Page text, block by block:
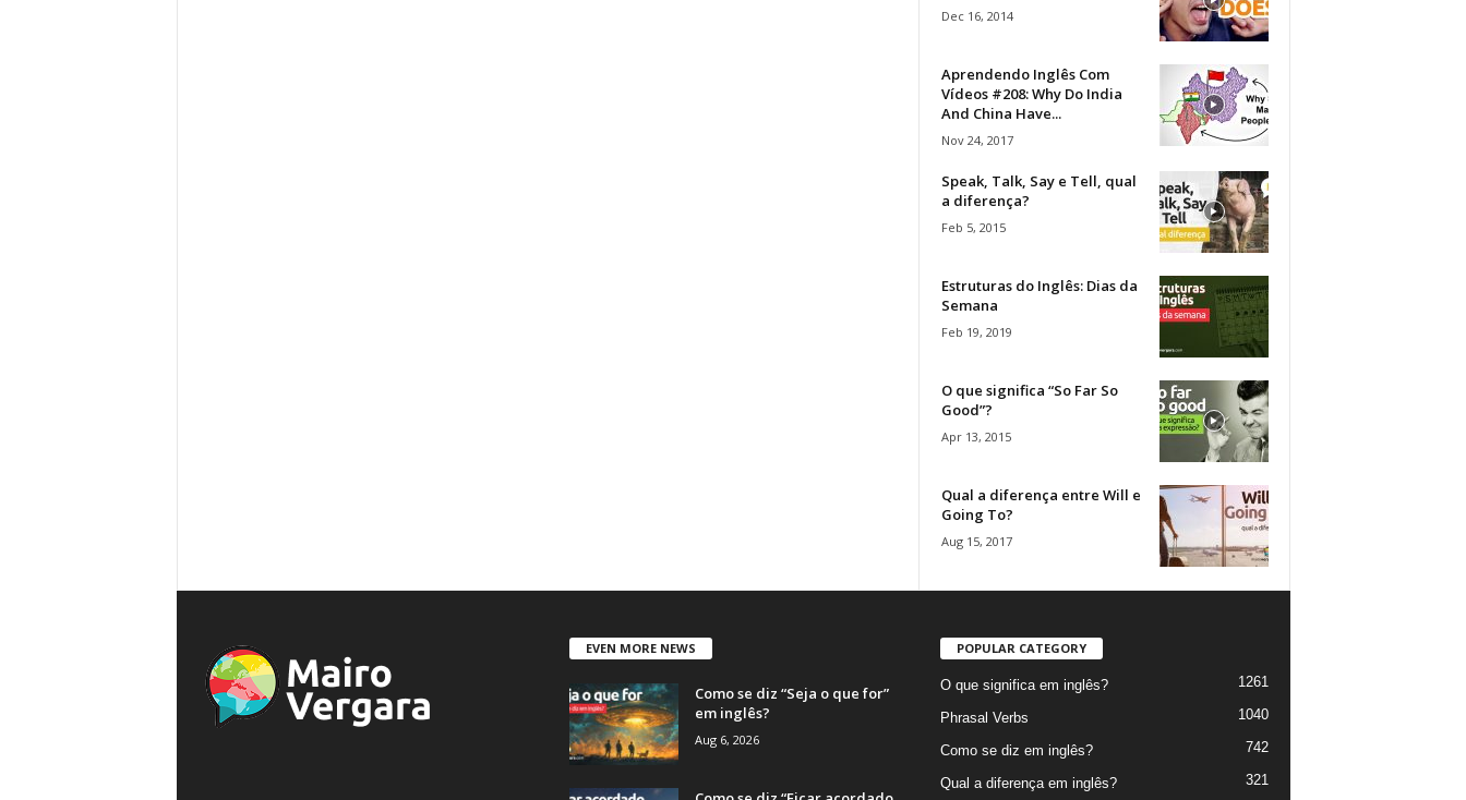
Dec 16, 2014
Aprendendo Inglês Com
Vídeos #208: Why Do India
And China Have...
Nov 24, 2017
Speak, Talk, Say e Tell, qual
a diferença?
Feb 5, 2015
Estruturas do Inglês: Dias da
Semana
Feb 19, 2019
O que significa “So Far So
Good”?
Apr 13, 2015
Qual a diferença entre Will e
Going To?
Aug 15, 2017
EVEN MORE NEWS
Como se diz “Seja o que for”
em inglês?
Aug 6, 2026
POPULAR CATEGORY
O que significa em inglês? 1261
Phrasal Verbs 1040
Como se diz em inglês? 742
Qual a diferença em inglês? 321